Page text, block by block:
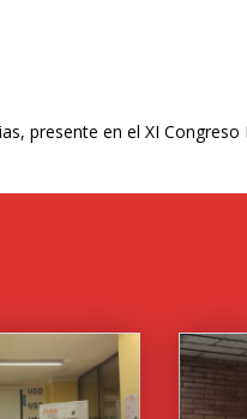
presente en el XI